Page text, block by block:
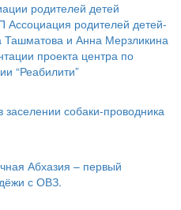
родителей детей
родителей детей-
Ташматова и Анна Мерзликина
проекта центра по
“Реабилити”
заселении собаки-проводника
Абхазия – первый
с ОВЗ.